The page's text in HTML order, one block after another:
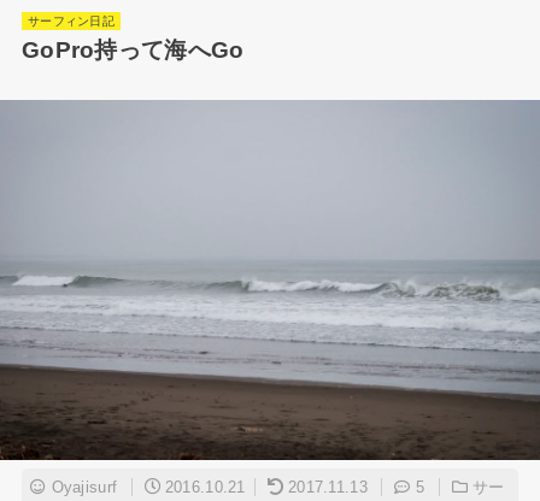
サーフィン日記
GoPro持って海へGo
Oyajisurf 2016.10.21 2017.11.13 5
サー